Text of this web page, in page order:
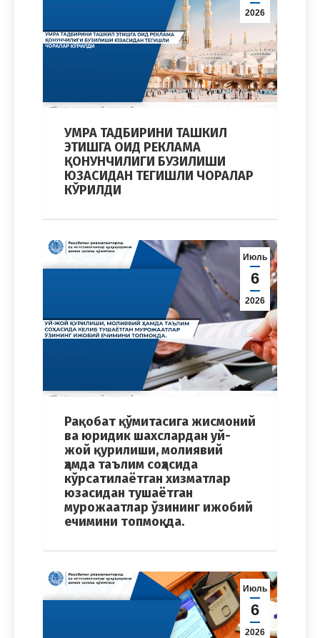
2026
УМРА ТАДБИРИНИ ТАШКИЛ
ЭТИШГА ОИД РЕКЛАМА
ҚОНУНЧИЛИГИ БУЗИЛИШИ
ЮЗАСИДАН ТЕГИШЛИ ЧОРАЛАР
КЎРИЛДИ
Июль
6
2026
Рақобат қўмитасига жисмоний
ва юридик шахслардан уй-
жой қурилиши, молиявий
ҳамда таълим соҳасида
кўрсатилаётган хизматлар
юзасидан тушаётган
мурожаатлар ўзининг ижобий
ечимини топмоқда.
Июль
6
2026